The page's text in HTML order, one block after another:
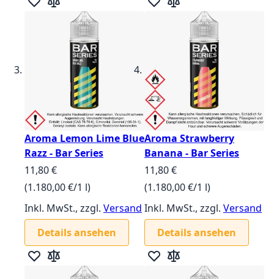
Zur Wunschliste hinzufügen
Zur Vergleichsliste hinzufügenZur Wunschliste hinzufügen
Zur Vergleichsliste
Aroma Lemon Lime Blue
Razz - Bar Series
11,80 €
(1.180,00 €/1 l)
Inkl. MwSt., zzgl. Versand
Details ansehen
Zur Wunschliste hinzufügen
Zur Vergleichsliste hinzufügen
Aroma Strawberry
Banana - Bar Series
11,80 €
(1.180,00 €/1 l)
Inkl. MwSt., zzgl. Versand
Details ansehen
Zur Wunschliste hinzufügen
Zur Vergleichsliste